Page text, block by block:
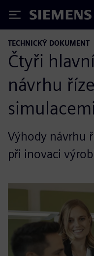
Siemens
TECHNICKÝ DOKUMENT
Čtyři
návrhu
Výhody návrhu
při inovaci